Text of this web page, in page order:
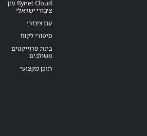
Bynet Cloud ענן
ציבורי ישראלי
ענן ציבורי
סיפורי לקוח
בינת פרוייקטים
משולבים
תוכן מקצועי